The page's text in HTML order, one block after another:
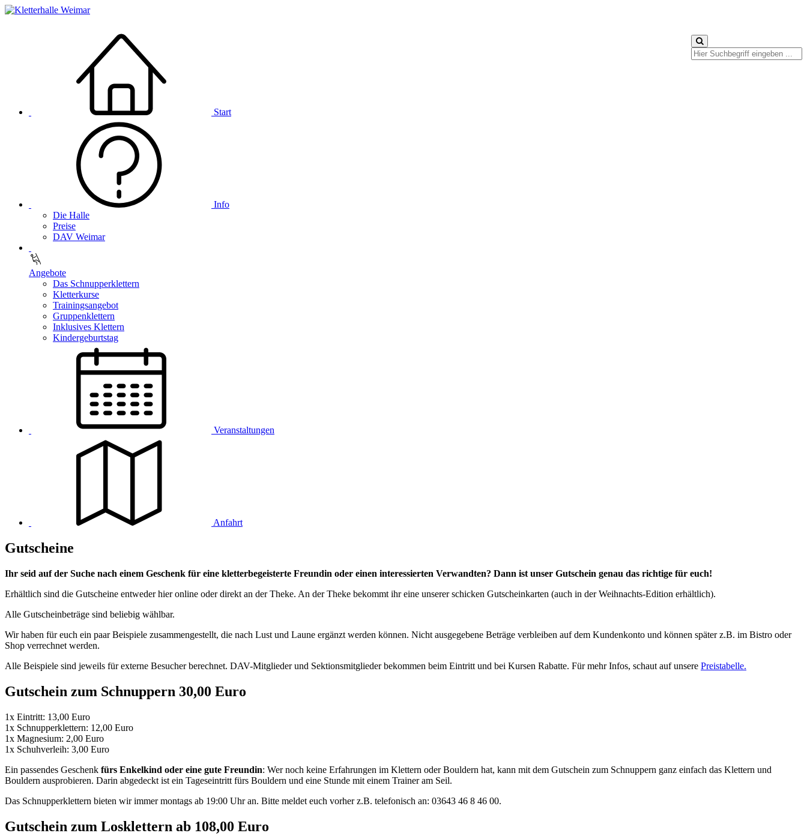
Start
Info
Die Halle
Preise
DAV Weimar
Angebote
Das Schnupperklettern
Kletterkurse
Trainingsangebot
Gruppenklettern
Inklusives Klettern
Kindergeburtstag
Veranstaltungen
Anfahrt
Gutscheine
Ihr seid auf der Suche nach einem Geschenk für eine kletterbegeisterte Freundin oder einen interessierten Verwandten? Dann ist unser Gutschein genau das richtige für euch!
Erhältlich sind die Gutscheine entweder hier online oder direkt an der Theke. An der Theke bekommt ihr eine unserer schicken Gutscheinkarten (auch in der Weihnachts-Edition erhältlich).
Alle Gutscheinbeträge sind beliebig wählbar.
Wir haben für euch ein paar Beispiele zusammengestellt, die nach Lust und Laune ergänzt werden können. Nicht ausgegebene Beträge verbleiben auf dem Kundenkonto und können später z.B. im Bistro oder
Shop verrechnet werden.
Alle Beispiele sind jeweils für externe Besucher berechnet. DAV-Mitglieder und Sektionsmitglieder bekommen beim Eintritt und bei Kursen Rabatte. Für mehr Infos, schaut auf unsere Preistabelle.
Gutschein zum Schnuppern 30,00 Euro
1x Eintritt: 13,00 Euro
1x Schnupperklettern: 12,00 Euro
1x Magnesium: 2,00 Euro
1x Schuhverleih: 3,00 Euro
Ein passendes Geschenk fürs Enkelkind oder eine gute Freundin: Wer noch keine Erfahrungen im Klettern oder Bouldern hat, kann mit dem Gutschein zum Schnuppern ganz einfach das Klettern und
Bouldern ausprobieren. Darin abgedeckt ist ein Tageseintritt fürs Bouldern und eine Stunde mit einem Trainer am Seil.
Das Schnupperklettern bieten wir immer montags ab 19:00 Uhr an. Bitte meldet euch vorher z.B. telefonisch an: 03643 46 8 46 00.
Gutschein zum Losklettern ab 108,00 Euro